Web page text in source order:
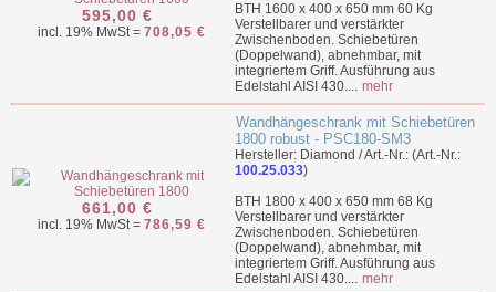
595,00 €
incl. 19% MwSt = 708,05 €
BTH 1600 x 400 x 650 mm 60 Kg
Verstellbarer und verstärkter
Zwischenboden. Schiebetüren
(Doppelwand), abnehmbar, mit
integriertem Griff. Ausführung aus
Edelstahl AISI 430.... mehr
661,00 €
incl. 19% MwSt = 786,59 €
Wandhängeschrank mit Schiebetüren
1800 robust - PSC180-SM3
Hersteller: Diamond / Art.-Nr.: (Art.-Nr.:
100.25.033)
BTH 1800 x 400 x 650 mm 68 Kg
Verstellbarer und verstärkter
Zwischenboden. Schiebetüren
(Doppelwand), abnehmbar, mit
integriertem Griff. Ausführung aus
Edelstahl AISI 430.... mehr